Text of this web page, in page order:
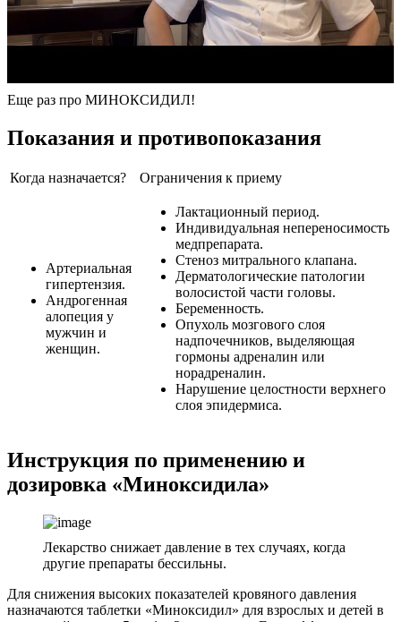
Еще раз про МИНОКСИДИЛ!
Показания и противопоказания
Когда назначается? Ограничения к приему
Артериальная
гипертензия.
Андрогенная
алопеция у
мужчин и
женщин.
Лактационный период.
Индивидуальная непереносимость
медпрепарата.
Стеноз митрального клапана.
Дерматологические патологии
волосистой части головы.
Беременность.
Опухоль мозгового слоя
надпочечников, выделяющая
гормоны адреналин или
норадреналин.
Нарушение целостности верхнего
слоя эпидермиса.
Инструкция по применению и
дозировка «Миноксидила»
Лекарство снижает давление в тех случаях, когда
другие препараты бессильны.
Для снижения высоких показателей кровяного давления
назначаются таблетки «Миноксидил» для взрослых и детей в